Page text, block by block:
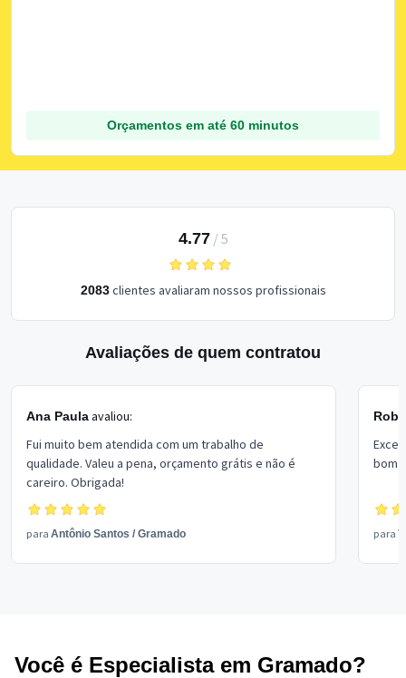
Orçamentos em até 60 minutos
4.77/ 5
2083clientes avaliaram nossos profissionais
Avaliações de quem contratou
Ana Paulaavaliou:
Fui muito bem atendida com um trabalho de
qualidade. Valeu a pena, orçamento grátis e não é
careiro. Obrigada!
para Antônio Santos / Gramado
bom
para
Você é Especialista em Gramado?